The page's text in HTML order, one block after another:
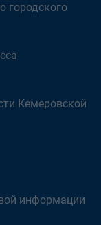
городского
Кемеровской
информации